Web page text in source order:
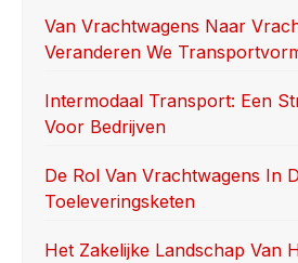
o
o
k
o
n
Van Vrachtwagens Naar
Veranderen We
Intermodaal Transport: Een
Voor Bedrijven
De Rol Van Vrachtwagens In
Toeleveringsketen
Het Zakelijke Landschap Van